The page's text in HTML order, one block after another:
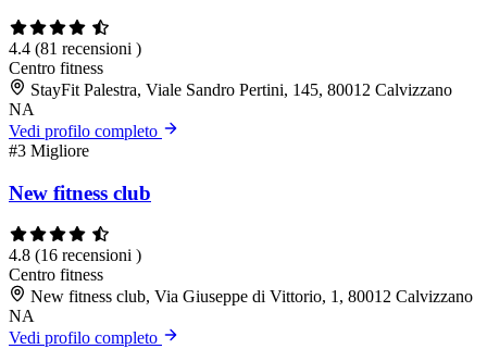
4.4 (81 recensioni )
Centro fitness
StayFit Palestra, Viale Sandro Pertini, 145, 80012 Calvizzano
NA
Vedi profilo completo
#3 Migliore
New fitness club
4.8 (16 recensioni )
Centro fitness
New fitness club, Via Giuseppe di Vittorio, 1, 80012 Calvizzano
NA
Vedi profilo completo